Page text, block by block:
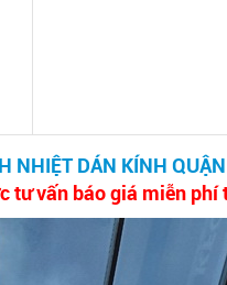
NHIỆT DÁN KÍNH
tư vấn báo giá miễn phí